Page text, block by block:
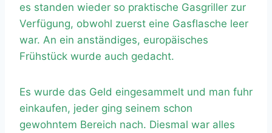
es standen wieder so praktische Gasgriller zur
Verfügung, obwohl zuerst eine Gasflasche leer
war. An ein anständiges, europäisches
Frühstück wurde auch gedacht.
Es wurde das Geld eingesammelt und man fuhr
einkaufen, jeder ging seinem schon
gewohntem Bereich nach. Diesmal war alles